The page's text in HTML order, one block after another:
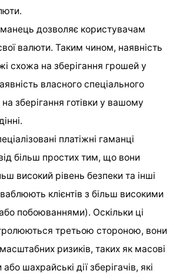
дозволяє користувачам
валюти. Таким чином, наявність
схожа на зберігання грошей у
власного спеціального
зберігання готівки у вашому
платіжні гаманці
більш простих тим, що вони
високий рівень безпеки та інші
клієнтів з більш високими
побоюваннями). Оскільки ці
третьою стороною, вони
ризиків, таких як масові
шахрайські дії зберігачів, які